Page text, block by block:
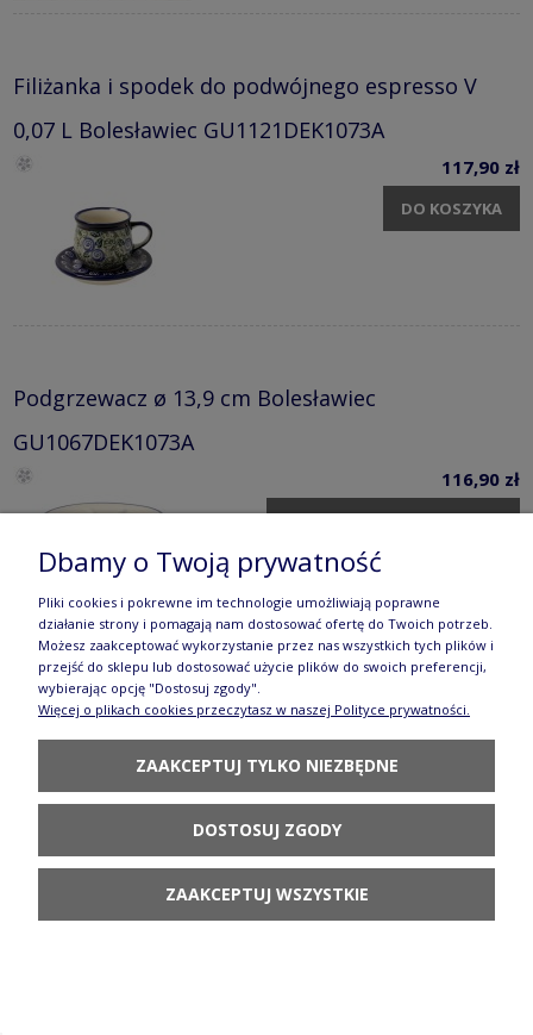
Filiżanka i spodek do podwójnego espresso V
0,07 L Bolesławiec GU1121DEK1073A
117,90 zł
DO KOSZYKA
Podgrzewacz ø 13,9 cm Bolesławiec
GU1067DEK1073A
116,90 zł
POWIADOM O
Smalcówka garnek do zapiekania Ø 20 cm V 0,5 L
GU1926DEK1073A
146,80 zł
POWIADOM O
DOSTĘPNOŚCI
Dbamy o Twoją prywatność
Pliki cookies i pokrewne im technologie umożliwiają poprawne
działanie strony i pomagają nam dostosować ofertę do Twoich potrzeb.
Możesz zaakceptować wykorzystanie przez nas wszystkich tych plików i
przejść do sklepu lub dostosować użycie plików do swoich preferencji,
wybierając opcję "Dostosuj zgody".
Więcej o plikach cookies przeczytasz w naszej Polityce prywatności.
ZAAKCEPTUJ TYLKO NIEZBĘDNE
DOSTOSUJ ZGODY
ZAAKCEPTUJ WSZYSTKIE